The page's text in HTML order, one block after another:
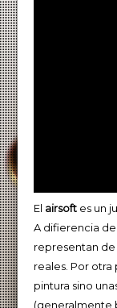
El airsoft es un
A difierencia del
representan
reales. Por otra
pintura sino
(generalmente